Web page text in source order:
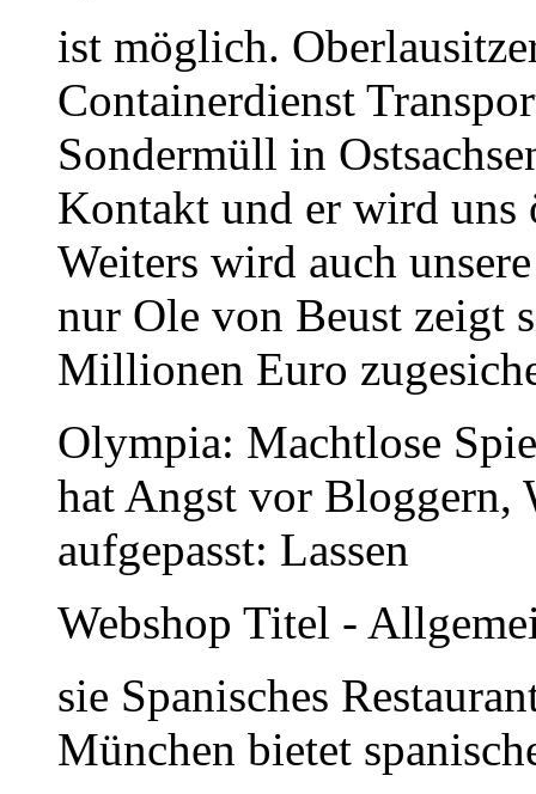
ist möglich.
Containerdienst
Sondermüll in
Kontakt und er wird uns
Weiters wird auch
nur Ole von Beust zeigt
Millionen Euro
Olympia: Machtlose
hat Angst vor Bloggern,
aufgepasst: Lassen
Webshop Titel -
sie Spanisches
München bietet